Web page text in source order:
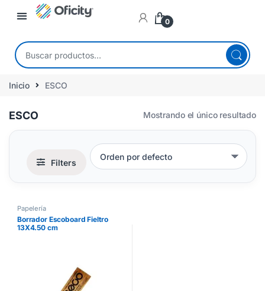
0
Inicio ESCO
ESCO Mostrando el único resultado
Filters
Papelería
Borrador Escoboard Fieltro
13X4.50 cm